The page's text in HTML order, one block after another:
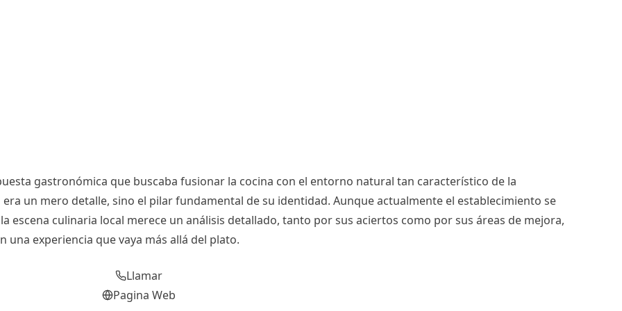
gastronómica que buscaba fusionar la cocina con el entorno natural tan característico de la
un mero detalle, sino el pilar fundamental de su identidad. Aunque actualmente el establecimiento se
escena culinaria local merece un análisis detallado, tanto por sus aciertos como por sus áreas de mejora,
experiencia que vaya más allá del plato.
Llamar
Pagina Web